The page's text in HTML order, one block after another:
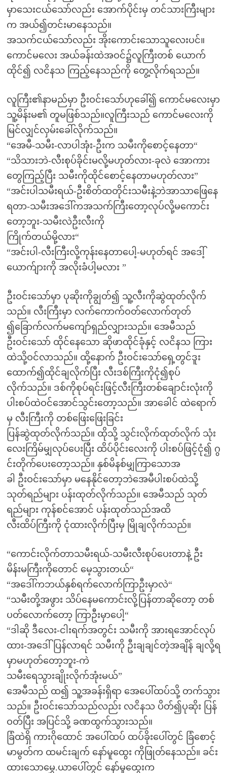
မှာသေးငယ်သော်လည်း အောက်ပိုင်းမှ တင်သားကြီးများ
က အယ်၍တင်းမာနေသည်။
အသက်ငယ်သော်လည်း အိုးကောင်းသောသူလေးပင်။
ကောင်မလေး အယ်ခန်းထဲအဝင်၌လူကြီးတစ် ယောက်
ထိုင်၍ လငိနသ ကြည့်နေသည်ကို တွေ့လိုက်ရသည်။
လူကြီး၏နာမည်မှာ ဦးဝင်းသော်ဟုခေါ်၍ ကောင်မလေးမှာ
သူ့မိန်းမ၏ တူမဖြစ်သည်။လူကြီးသည် ကောင်မလေးကို
မြင်လျှင်လှမ်းခေါ်လိုက်သည်။
“အေမီ-သမီး-လာပါအုံး-ဦးက သမီးကိုစောင့်နေတာ“
“သိသားဘဲ-လီးစုပ်ခိုင်းမလို့မဟုတ်လား-ခုလဲ အောကား
တွေကြည့်ပြီး သမီးကိုထိုင်စောင့်နေတာမဟုတ်လား”
“အင်းပါသမီးရယ်-ဦးစိတ်ထတိုင်းသမီးနဲ့ဘဲအာသာဖြေနေ
ရတာ-သမီးအဒေါ်ကအသက်ကြီးတော့လုပ်လို့မကောင်း
တော့ဘူး-သမီးလဲဦးလီးကို
ကြိုက်တယ်မို့လား“
“အင်းပါ-လီးကြီးလို့ကုန်းနေတာပေါ့-မဟုတ်ရင် အဒေါ့်
ယောက်ျားကို အလိုးခံပါ့မလား ”
ဦးဝင်းသော်မှာ ပုဆိုးကိုချွတ်၍ သူ့လီးကိုဆွဲထုတ်လိုက်
သည်။ လီးကြီးမှာ လက်ကောက်ဝတ်လောက်တုတ်
၍ခြောက်လက်မကျော်ရှည်လျှားသည်။ အေမီသည်
ဦးဝင်းသော် ထိုင်နေသော ဆိုဖာထိုင်ခုံနှင့် လငိနသ ကြား
ထဲသို့ဝင်လာသည်။ ထို့နောက် ဦးဝင်းသော်ရှေ့တွင်ဒူး
ထောက်၍ထိုင်ချလိုက်ပြီး လီးဒစ်ကြီးကိုငုံ၍စုပ်
လိုက်သည်။ ဒစ်ကိုစုပ်ရင်းဖြင့်လီးကြီးတစ်ချောင်းလုံးကို
ပါးစပ်ထဲဝင်အောင်သွင်းတော့သည်။ အာခေါင် ထဲရောက်
မှ လီးကြီးကို တစ်ဖြေးဖြေးခြင်း
ပြန်ဆွဲထုတ်လိုက်သည်။ ထိုသို့ သွင်းလိုက်ထုတ်လိုက် သုံး
လေးကြိမ်မျှလုပ်ပေးပြီး ထိပ်ပိုင်းလေးကို ပါးစပ်ဖြင့်ငုံ၍ ဂွ
င်းတိုက်ပေးတော့သည်။ နှစ်မိနစ်မျှကြာသောအ
ခါ ဦးဝင်းသော်မှာ မနေနိုင်တော့ဘဲအေမီပါးစပ်ထဲသို့
သုတ်ရည်များ ပန်းထုတ်လိုက်သည်။ အေမီသည် သုတ်
ရည်များ ကုန်စင်အောင် ပန်းထုတ်သည်အထိ
လီးထိပ်ကြီးကို ငုံထားလိုက်ပြီးမှ မြိုချလိုက်သည်။
“ကောင်းလိုက်တာသမီးရယ်-သမီးလီးစုပ်ပေးတာနဲ့ ဦး
မိန်းမကြီးကိုတောင် မေ့သွားတယ်“
“အဒေါ်ကဘယ်နှစ်ရက်လောက်ကြာဦးမှာလဲ“
“သမီးတို့အဖွား သိပ်နေမကောင်းလို့ပြန်တာဆိုတော့ တစ်
ပတ်လောက်တော့ ကြာဦးမှာပေါ့“
“ဒါဆို ဒီလေး-ငါးရက်အတွင်း သမီးကို အားရအောင်လုပ်
ထား-အဒေါ် ပြန်လာရင် သမီးကို ဦးချချင်တဲ့အချိန် ချလို့ရ
မှာမဟုတ်တော့ဘူး-ကဲ
သမီးရေသွားချိုးလိုက်အုံးမယ်”
အေမီသည် ထ၍ သူ့အခန်းရှိရာ အေပေါ်ထပ်သို့ တက်သွား
သည်။ ဦးဝင်းသော်သည်လည်း လငိနသ ပိတ်၍ပုဆိုး ပြန်
ဝတ်ပြီး အပြင်သို့ ခဏထွက်သွားသည်။
ခြံထဲရှိ ကားဂိုထောင် အပေါ်ထပ် ထပ်ခိုးပေါ်တွင် ခြံစောင့်
မာမွတ်က ထမင်းချက် နော်မူထွေး ကိုဖြုတ်နေသည်။ ခင်း
ထားသောမွှေ.ယာပေါ်တွင် နော်မူထွေးက